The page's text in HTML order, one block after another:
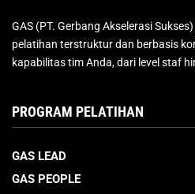
GAS (PT. Gerbang Akselerasi
pelatihan terstruktur dan berbasis
kapabilitas tim Anda, dari level staf
PROGRAM PELATIHAN
GAS LEAD
GAS PEOPLE